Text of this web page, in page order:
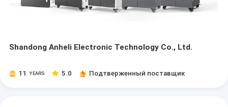
Shandong Anheli Electronic Technology Co., Ltd.
11 YEARS 5.0 Подтверженный поставщик